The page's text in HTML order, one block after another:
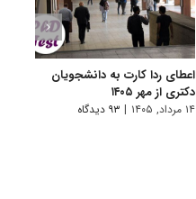
اعطای ردا کارت به دانشجویان
دکتری از مهر ۱۴۰۵
۱۴ مرداد, ۱۴۰۵ | ۹۳ دیدگاه